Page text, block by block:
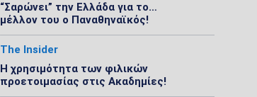
“Σαρώνει” την Ελλάδα για το…
μέλλον του ο Παναθηναϊκός!
The Insider
Η χρησιμότητα των φιλικών
προετοιμασίας στις Ακαδημίες!